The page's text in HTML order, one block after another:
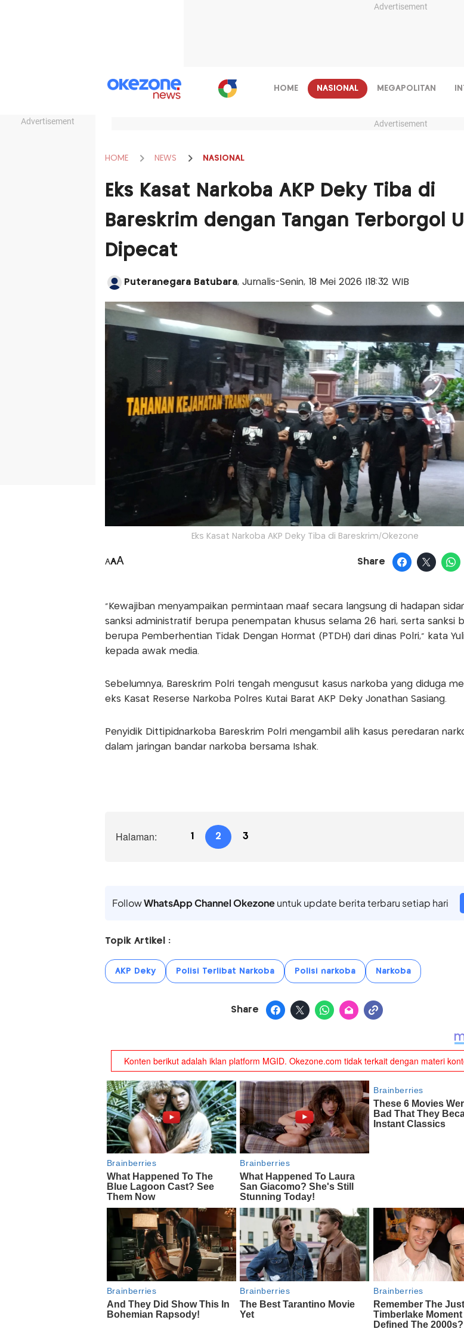
Advertisement
Advertisement
HOME NASIONAL MEGAPOLITAN
Advertisement
HOME NEWS NASIONAL
Eks Kasat Narkoba AKP Deky Tiba di
Bareskrim dengan Tangan Terborgol
Dipecat
Puteranegara Batubara, Jurnalis-Senin, 18 Mei 2026 |18:32 WIB
Eks Kasat Narkoba AKP Deky Tiba di Bareskrim/Okezone
AAA Share
"Kewajiban menyampaikan permintaan maaf secara langsung di hadapan
sanksi administratif berupa penempatan khusus selama 26 hari, serta sanksi
berupa Pemberhentian Tidak Dengan Hormat (PTDH) dari dinas Polri," kata
kepada awak media.
Sebelumnya, Bareskrim Polri tengah mengusut kasus narkoba yang diduga
eks Kasat Reserse Narkoba Polres Kutai Barat AKP Deky Jonathan Sasiang.
Penyidik Dittipidnarkoba Bareskrim Polri mengambil alih kasus peredaran
dalam jaringan bandar narkoba bersama Ishak.
Halaman: 1 2 3
FollowWhatsApp Channel Okezoneuntuk update berita terbaru setiap hari
Topik Artikel :
AKP Deky Polisi Terlibat Narkoba Polisi narkoba Narkoba
Share